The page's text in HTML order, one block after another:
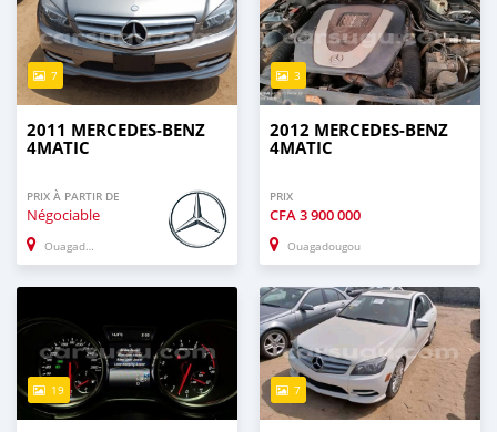
7
2011 MERCEDES-BENZ
4MATIC
PRIX À PARTIR DE
Négociable
Ouagadougou
3
2012 MERCEDES-BENZ
4MATIC
PRIX
CFA3 900 000
Ouagadougou
19 7